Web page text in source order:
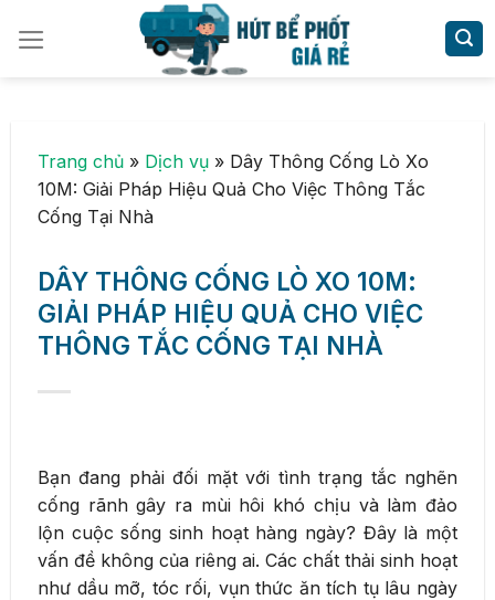
Trang chủ » Dịch vụ » Dây Thông Cống Lò Xo
10M: Giải Pháp Hiệu Quả Cho Việc Thông Tắc
Cống Tại Nhà
DÂY THÔNG CỐNG LÒ XO 10M:
GIẢI PHÁP HIỆU QUẢ CHO VIỆC
THÔNG TẮC CỐNG TẠI NHÀ
Bạn đang phải đối mặt với tình trạng tắc nghẽn
cống rãnh gây ra mùi hôi khó chịu và làm đảo
lộn cuộc sống sinh hoạt hàng ngày? Đây là một
vấn đề không của riêng ai. Các chất thải sinh hoạt
như dầu mỡ, tóc rối, vụn thức ăn tích tụ lâu ngày